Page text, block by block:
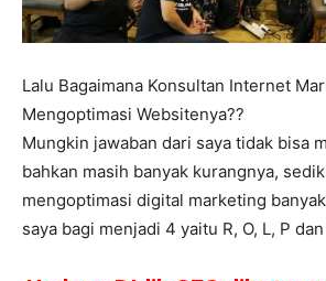
Lalu Bagaimana Konsultan Internet
Mengoptimasi Websitenya??
Mungkin jawaban dari saya tidak bisa
bahkan masih banyak kurangnya,
mengoptimasi digital marketing
saya bagi menjadi 4 yaitu R, O, L, P dan